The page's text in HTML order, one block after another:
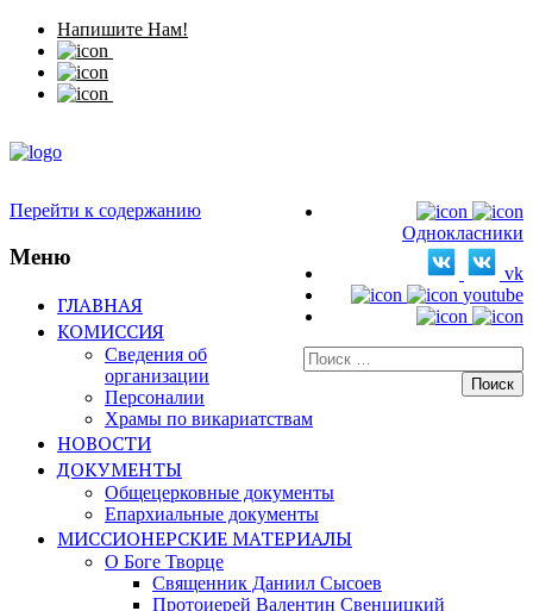
Напишите Нам!
Однокласники
vk
youtube
Искать:
Перейти к содержанию
Меню
ГЛАВНАЯ
КОМИССИЯ
Сведения об
организации
Персоналии
Храмы по викариатствам
НОВОСТИ
ДОКУМЕНТЫ
Общецерковные документы
Епархиальные документы
МИССИОНЕРСКИЕ МАТЕРИАЛЫ
О Боге Творце
Священник Даниил Сысоев
Протоиерей Валентин Свенцицкий